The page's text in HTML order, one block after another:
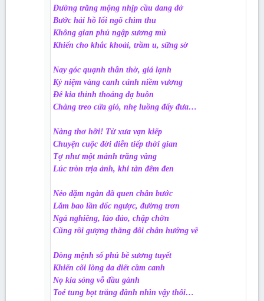
Đường trăng mộng nhịp cầu dang dở
Bước hải hồ lối ngõ chìm thu
Không gian phủ ngập sương mù
Khiến cho khắc khoải, trầm u, sững sờ
Nay góc quạnh thẫn thờ, giá lạnh
Kỷ niệm vàng canh cánh niềm vương
Để kia thỉnh thoảng dạ buồn
Chàng treo cửa gió, nhẹ luồng đẩy đưa…
Nàng thơ hỡi! Từ xưa vạn kiếp
Chuyện cuộc đời diễn tiếp thời gian
Tợ như một mảnh trăng vàng
Lúc tròn trịa ảnh, khi tàn đêm đen
Nẻo dặm ngàn đã quen chân bước
Lắm bao lần dốc ngược, đường trơn
Ngả nghiêng, lảo đảo, chập chờn
Cũng rồi gượng thẳng đôi chân hướng về
Dòng mệnh số phủ bề sương tuyết
Khiến cõi lòng da diết cầm canh
Nọ kia sóng vỗ đầu gành
Toé tung bọt trắng đành nhìn vậy thôi…